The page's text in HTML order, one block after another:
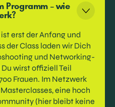
Programm – wie
erst der Anfang und
der Class laden wir Dich
und Networking-
wirst offiziell Teil
Frauen. Im Netzwerk
eine hoch
(hier bleibt keine